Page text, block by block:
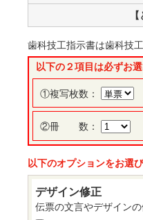
歯科技工指示書は歯科技
以下の２項目は必ずお
①複写枚数：
②冊 数：
以下のオプションをお選び
デザイン修正
伝票の文言やデザイン